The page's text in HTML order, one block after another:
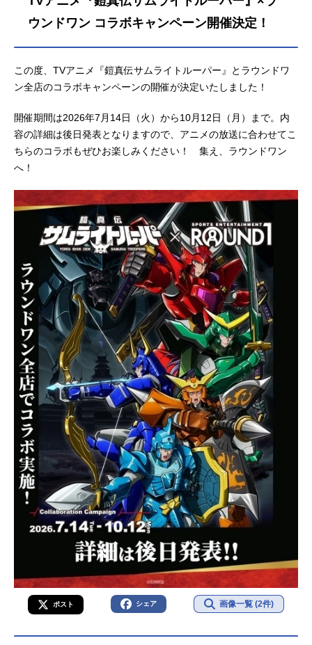
ウンドワン コラボキャンペーン開催決定！
この度、TVアニメ『鎧真伝サムライトルーパー』とラウンドワ
ン全店のコラボキャンペーンの開催が決定いたしました！
開催期間は2026年7月14日（火）から10月12日（月）まで。内
容の詳細は後日発表となりますので、アニメの放送に合わせてこ
ちらのコラボもぜひお楽しみください！ 集え、ラウンドワン
へ！
ポスト シェア 画像一覧 (2件)